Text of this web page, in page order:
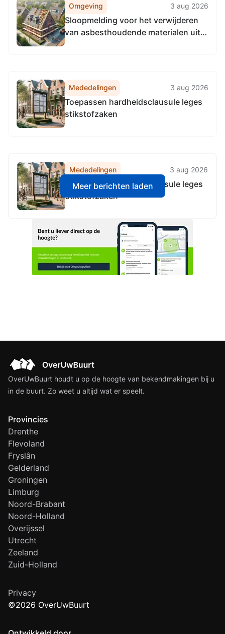
Omgeving 3 aug 2026
Sloopmelding voor het verwijderen
van asbesthoudende materialen uit
Mededelingen 3 aug 2026
Toepassen hardheidsclausule leges
stikstofzaken
Mededelingen 3 aug 2026
Toepassen hardheidsclausule leges
stikstofzaken
Meer berichten laden
OverUwBuurt houdt u op de hoogte van bekendmakingen bij u
in de buurt. Zo weet u altijd wat er speelt.
Provincies
Drenthe
Flevoland
Fryslân
Gelderland
Groningen
Limburg
Noord-Brabant
Noord-Holland
Overijssel
Utrecht
Zeeland
Zuid-Holland
Privacy
©2026 OverUwBuurt